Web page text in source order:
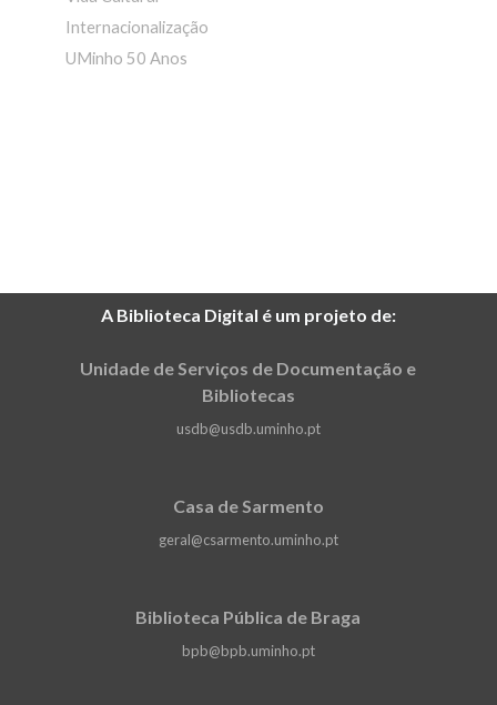
Internacionalização
UMinho 50 Anos
A Biblioteca Digital é um projeto de:
Unidade de Serviços de Documentação e
Bibliotecas
usdb@usdb.uminho.pt
Casa de Sarmento
geral@csarmento.uminho.pt
Biblioteca Pública de Braga
bpb@bpb.uminho.pt